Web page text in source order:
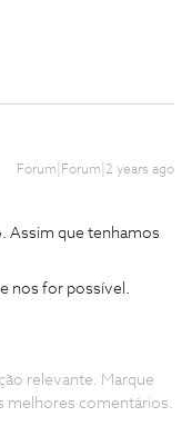
Forum|Forum|2 years ago
Assim que tenhamos
nos for possível.
relevante. Marque
melhores comentários.